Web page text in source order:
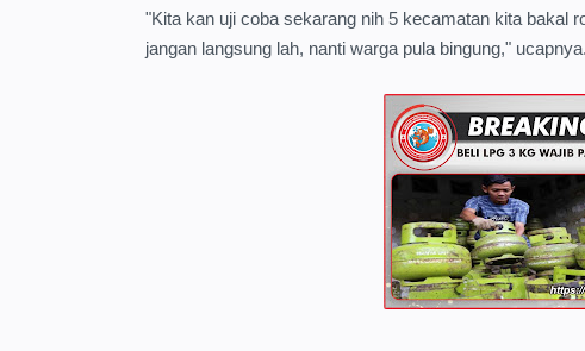
"Kita kan uji coba sekarang nih 5 kecamatan kita bakal
jangan langsung lah, nanti warga pula bingung," ucapnya.